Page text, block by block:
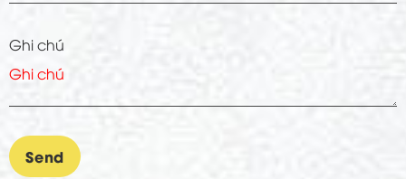
Ghi chú